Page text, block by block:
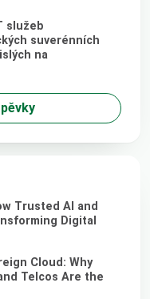
služeb
suverénních
na
Trusted AI and
Digital
Cloud: Why
Telcos Are the